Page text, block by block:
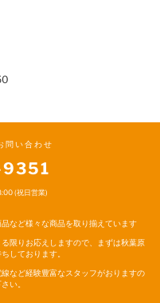
問い合わせ
(祝日営業)
など様々な商品を取り揃えています
限りお応えしますので、まずは秋葉原
しております。
など経験豊富なスタッフがおりますの
い。